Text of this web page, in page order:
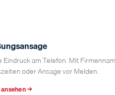
Eindruck am Telefon. Mit
oder Ansage vor Melden.
→